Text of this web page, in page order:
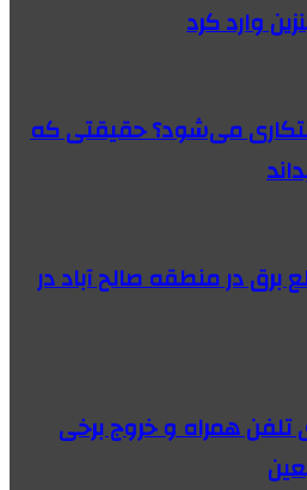
وارد کرد
می‌شود؟ حقیقتی که
در منطقه صالح آباد در
همراه و خروج برخی